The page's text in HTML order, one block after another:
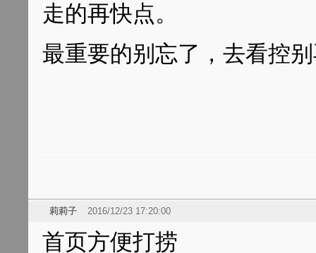
走的再快点。
最重要的别忘了，去看控
莉莉子 2016/12/23 17:20:00
首页方便打捞